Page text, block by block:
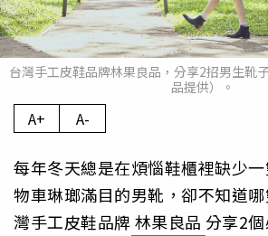
台灣手工皮鞋品牌林果良品，分享2招男生靴
品提供）。
A+ A-
每年冬天總是在煩惱鞋櫃裡缺少
物車琳瑯滿目的男靴，卻不知道
灣手工皮鞋品牌林果良品 分享2